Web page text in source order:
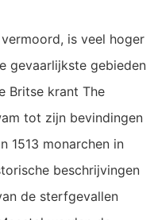
is veel hoger
gevaarlijkste gebieden
Britse krant The
tot zijn bevindingen
1513 monarchen in
beschrijvingen
de sterfgevallen